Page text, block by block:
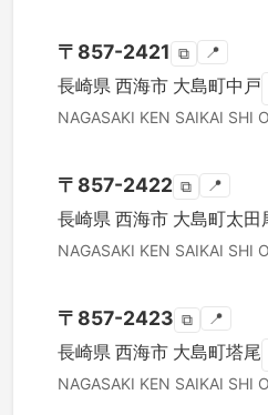
〒 857-2421 ⧉ 📍
長崎県 西海市 大島町中戸
NAGASAKI KEN SAIKAI SHI
〒 857-2422 ⧉ 📍
長崎県 西海市 大島町太田
NAGASAKI KEN SAIKAI SHI
〒 857-2423 ⧉ 📍
長崎県 西海市 大島町塔尾
NAGASAKI KEN SAIKAI SHI